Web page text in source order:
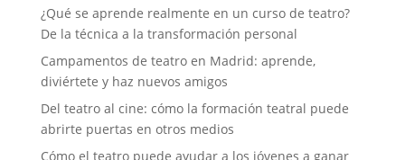
¿Qué se aprende realmente en un curso de teatro?
De la técnica a la transformación personal
Campamentos de teatro en Madrid: aprende,
diviértete y haz nuevos amigos
Del teatro al cine: cómo la formación teatral puede
abrirte puertas en otros medios
Cómo el teatro puede ayudar a los jóvenes a ganar